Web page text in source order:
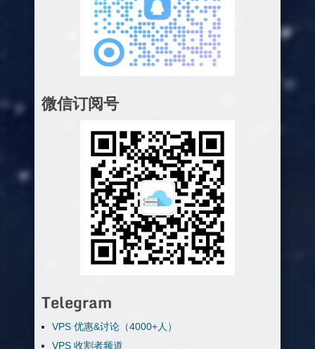
微信订阅号
Telegram
VPS 优惠&讨论（4000+人）
VPS 收割者频道